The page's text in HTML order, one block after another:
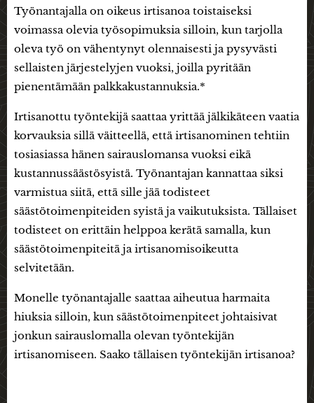
Työnantajalla on oikeus irtisanoa toistaiseksi
voimassa olevia työsopimuksia silloin, kun tarjolla
oleva työ on vähentynyt olennaisesti ja pysyvästi
sellaisten järjestelyjen vuoksi, joilla pyritään
pienentämään palkkakustannuksia.*
Irtisanottu työntekijä saattaa yrittää jälkikäteen vaatia
korvauksia sillä väitteellä, että irtisanominen tehtiin
tosiasiassa hänen sairauslomansa vuoksi eikä
kustannussäästösyistä. Työnantajan kannattaa siksi
varmistua siitä, että sille jää todisteet
säästötoimenpiteiden syistä ja vaikutuksista. Tällaiset
todisteet on erittäin helppoa kerätä samalla, kun
säästötoimenpiteitä ja irtisanomisoikeutta
selvitetään.
Monelle työnantajalle saattaa aiheutua harmaita
hiuksia silloin, kun säästötoimenpiteet johtaisivat
jonkun sairauslomalla olevan työntekijän
irtisanomiseen. Saako tällaisen työntekijän irtisanoa?